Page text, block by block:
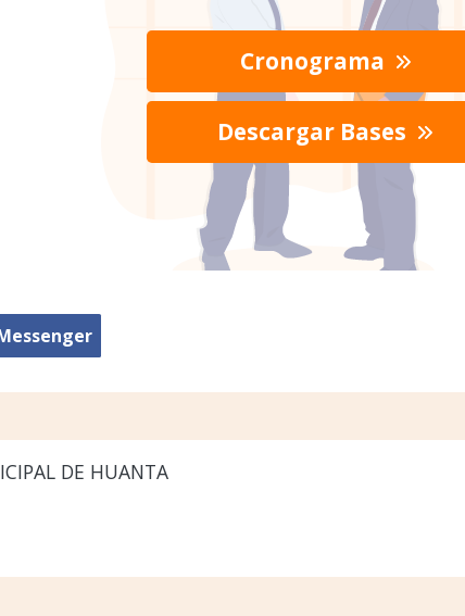
Cronograma
Descargar Bases
DE HUANTA